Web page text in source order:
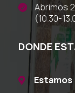

Abrimos
(10.30-
DONDE

Estamos